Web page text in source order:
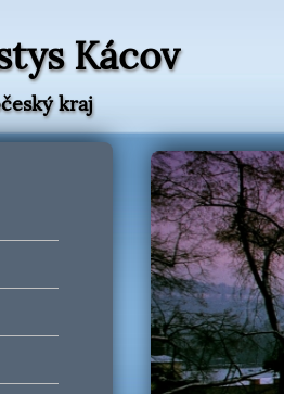
Kácov
kraj